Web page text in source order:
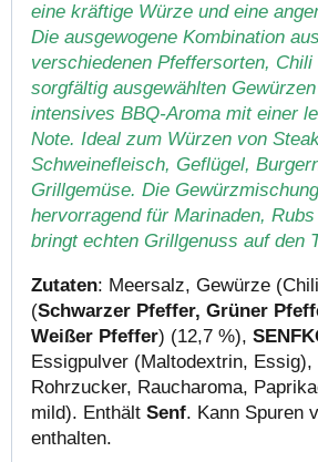
eine kräftige Würze und eine
Die ausgewogene Kombination
verschiedenen Pfeffersorten, Chili
sorgfältig ausgewählten
intensives BBQ-Aroma mit einer
Note. Ideal zum Würzen von
Schweinefleisch, Geflügel,
Grillgemüse. Die
hervorragend für Marinaden,
bringt echten Grillgenuss auf den
Zutaten: Meersalz, Gewürze
(Schwarzer Pfeffer, Grüner
Weißer Pfeffer) (12,7 %),
Essigpulver (Maltodextrin, Essig),
Rohrzucker, Raucharoma,
mild). Enthält Senf. Kann Spuren
enthalten.